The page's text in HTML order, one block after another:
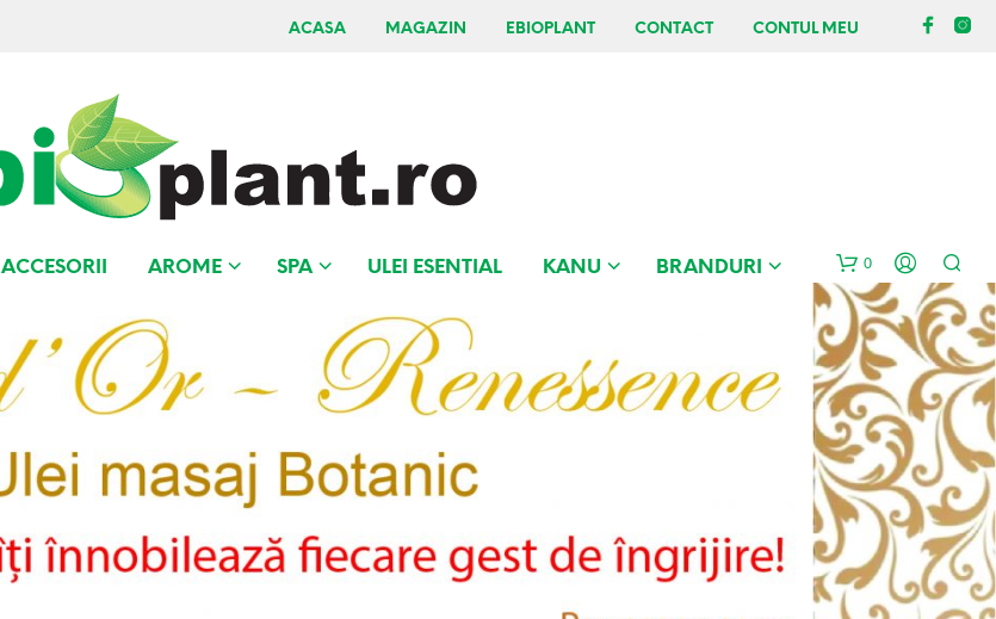
ACASA MAGAZIN EBIOPLANT CONTACT CONTUL MEU
ACCESORII AROME SPA ULEI ESENTIAL KANU BRANDURI 0